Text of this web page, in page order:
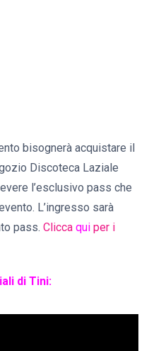
bisognerà acquistare il
Discoteca Laziale
l’esclusivo pass che
L’ingresso sarà
pass. Clicca qui per i
di Tini: